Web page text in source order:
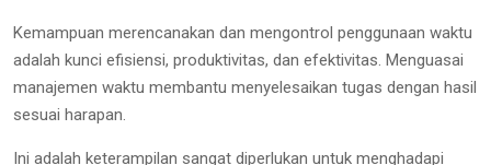
Kemampuan merencanakan dan mengontrol penggunaan waktu
adalah kunci efisiensi, produktivitas, dan efektivitas. Menguasai
manajemen waktu membantu menyelesaikan tugas dengan hasil
sesuai harapan.
Ini adalah keterampilan sangat diperlukan untuk menghadapi